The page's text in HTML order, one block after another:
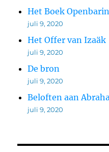
Het Boek
juli 9, 2020
Het Offer van Izaäk
juli 9, 2020
De bron
juli 9, 2020
Beloften aan
juli 9, 2020